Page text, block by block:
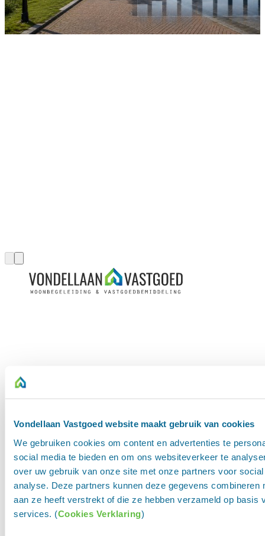
Vondellaan Vastgoed website maakt gebruik van cookies
We gebruiken cookies om content en advertenties te
social media te bieden en om ons websiteverkeer te
over uw gebruik van onze site met onze partners voor
analyse. Deze partners kunnen deze gegevens combineren
aan ze heeft verstrekt of die ze hebben verzameld op basis
services. (Cookies Verklaring)